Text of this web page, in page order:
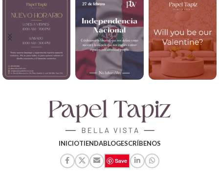
INICIOTIENDABLOGESCRÍBENOS
Save